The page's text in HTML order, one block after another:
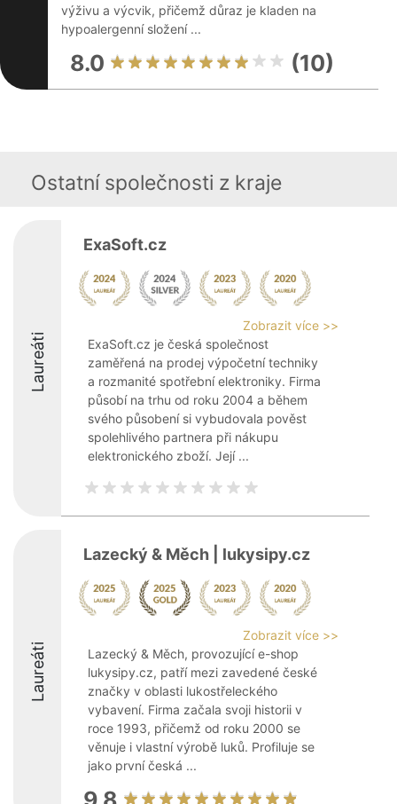
výživu a výcvik, přičemž důraz je kladen na
hypoalergenní složení ...
8.0 (10)
Ostatní společnosti z kraje
Laureáti
ExaSoft.cz
Zobrazit více >>
ExaSoft.cz je česká společnost
zaměřená na prodej výpočetní techniky
a rozmanité spotřební elektroniky. Firma
působí na trhu od roku 2004 a během
svého působení si vybudovala pověst
spolehlivého partnera při nákupu
elektronického zboží. Její ...
Laureáti
Lazecký & Měch | lukysipy.cz
Zobrazit více >>
Lazecký & Měch, provozující e-shop
lukysipy.cz, patří mezi zavedené české
značky v oblasti lukostřeleckého
vybavení. Firma začala svoji historii v
roce 1993, přičemž od roku 2000 se
věnuje i vlastní výrobě luků. Profiluje se
jako první česká ...